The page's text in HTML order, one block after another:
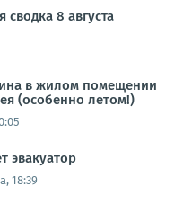
8 августа
в жилом помещении
(особенно летом!)
эвакуатор
18:39